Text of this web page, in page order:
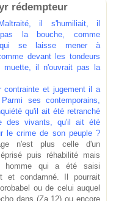
rédempteur
il s'humiliait, il
la bouche, comme
qui se laisse mener à
devant les tondeurs
muette, il n'ouvrait pas la
contrainte et jugement il a
ses contemporains,
qu'il ait été retranché
des vivants, qu'il ait été
le crime de son peuple ?
n'est plus celle d'un
puis réhabilité mais
homme qui a été saisi
et condamné. Il pourrait
ou de celui auquel
dans (Za 12) ou encore